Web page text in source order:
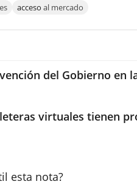
acceso al mercado
del Gobierno en
virtuales tienen
esta nota?